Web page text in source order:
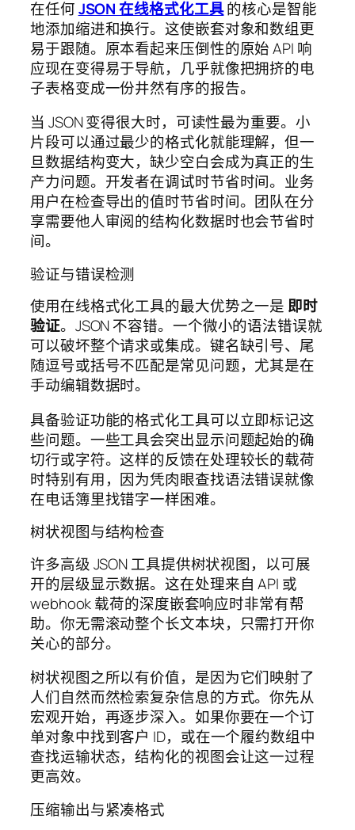
在任何JSON 在线格式化工具的核心是智能
地添加缩进和换行。这使嵌套对象和数组更
易于跟随。原本看起来压倒性的原始 API 响
应现在变得易于导航，几乎就像把拥挤的电
子表格变成一份井然有序的报告。
当 JSON 变得很大时，可读性最为重要。小
片段可以通过最少的格式化就能理解，但一
旦数据结构变大，缺少空白会成为真正的生
产力问题。开发者在调试时节省时间。业务
用户在检查导出的值时节省时间。团队在分
享需要他人审阅的结构化数据时也会节省时
间。
验证与错误检测
使用在线格式化工具的最大优势之一是 即时
验证。JSON 不容错。一个微小的语法错误就
可以破坏整个请求或集成。键名缺引号、尾
随逗号或括号不匹配是常见问题，尤其是在
手动编辑数据时。
具备验证功能的格式化工具可以立即标记这
些问题。一些工具会突出显示问题起始的确
切行或字符。这样的反馈在处理较长的载荷
时特别有用，因为凭肉眼查找语法错误就像
在电话簿里找错字一样困难。
树状视图与结构检查
许多高级 JSON 工具提供树状视图，以可展
开的层级显示数据。这在处理来自 API 或
webhook 载荷的深度嵌套响应时非常有帮
助。你无需滚动整个长文本块，只需打开你
关心的部分。
树状视图之所以有价值，是因为它们映射了
人们自然而然检索复杂信息的方式。你先从
宏观开始，再逐步深入。如果你要在一个订
单对象中找到客户 ID，或在一个履约数组中
查找运输状态，结构化的视图会让这一过程
更高效。
压缩输出与紧凑格式